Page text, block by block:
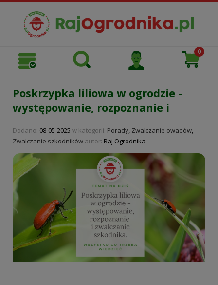
Poskrzypka liliowa w ogrodzie -
występowanie, rozpoznanie i
Dodano: 08-05-2025 w kategorii: Porady, Zwalczanie owadów,
Zwalczanie szkodników autor: Raj Ogrodnika